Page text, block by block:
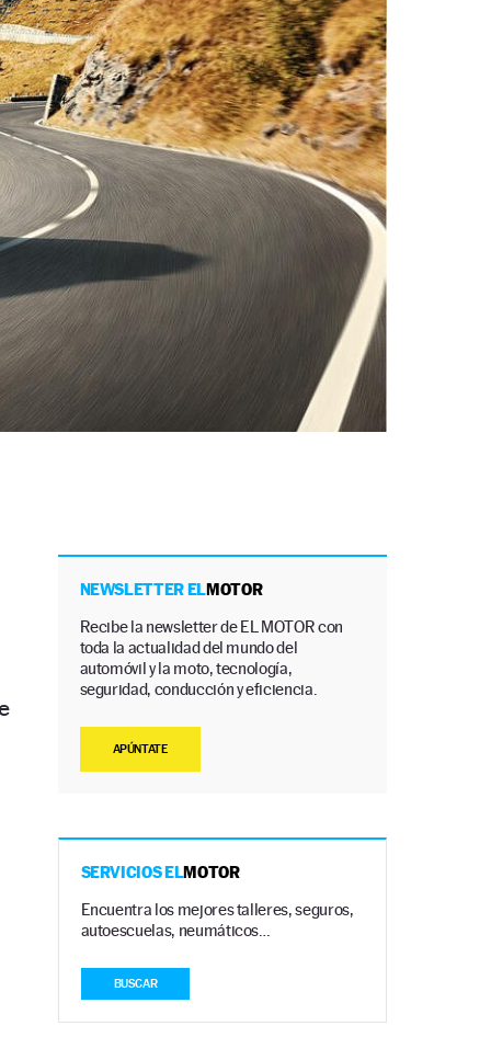
NEWSLETTER ELMOTOR
Recibe la newsletter de EL MOTOR con
toda la actualidad del mundo del
automóvil y la moto, tecnología,
seguridad, conducción y eficiencia.
APÚNTATE
SERVICIOS ELMOTOR
Encuentra los mejores talleres, seguros,
autoescuelas, neumáticos…
BUSCAR